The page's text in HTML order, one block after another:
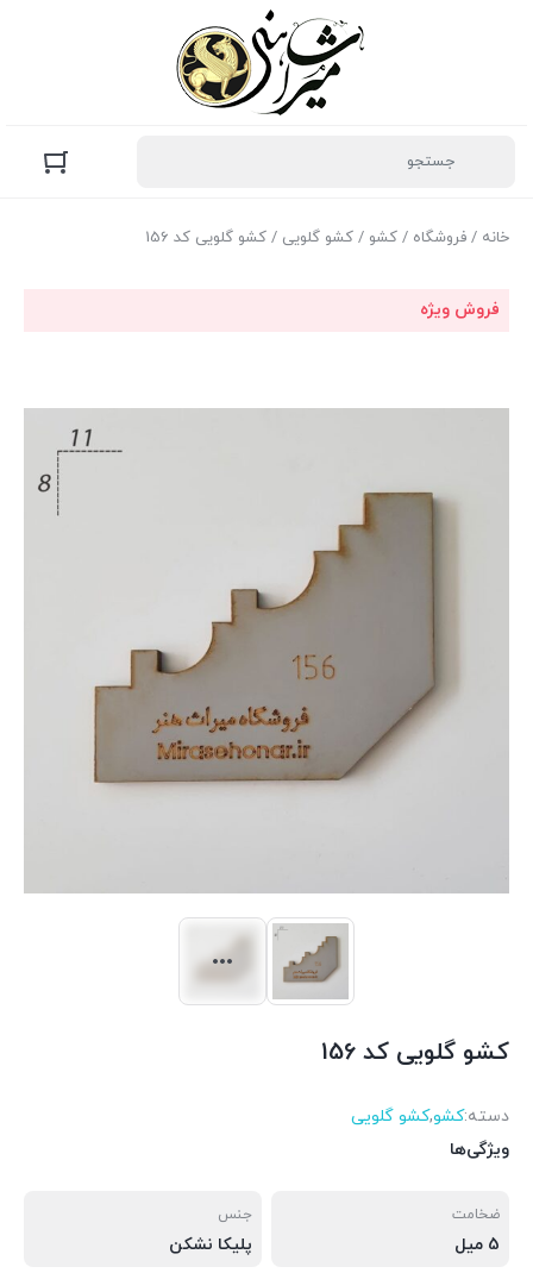
خانه / فروشگاه / کشو / کشو گلویی / کشو گلویی کد 156
فروش ویژه
کشو گلویی کد 156
دسته:کشو,کشو گلویی
ویژگی‌ها
ضخامت
5 میل
جنس
پلیکا نشکن